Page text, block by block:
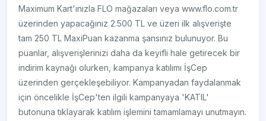
Maximum Kart'ınızla FLO mağazaları veya www.flo.com.tr
üzerinden yapacağınız 2.500 TL ve üzeri ilk alışverişte
tam 250 TL MaxiPuan kazanma şansınız bulunuyor. Bu
puanlar, alışverişlerinizi daha da keyifli hale getirecek bir
indirim kaynağı olurken, kampanya katılımı İşCep
üzerinden gerçekleşebiliyor. Kampanyadan faydalanmak
için öncelikle İşCep'ten ilgili kampanyaya 'KATIL'
butonuna tıklayarak katılım işlemini tamamlamayı unutmayın.